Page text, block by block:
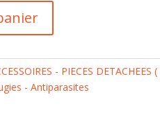
- PIECES DETACHEES (
- Antiparasites